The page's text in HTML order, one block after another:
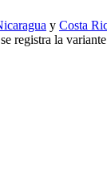
y Costa
registra la